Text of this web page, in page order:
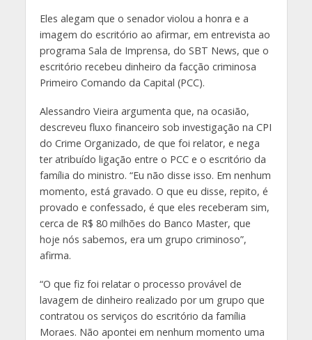
Eles alegam que o senador violou a honra e a
imagem do escritório ao afirmar, em entrevista ao
programa Sala de Imprensa, do SBT News, que o
escritório recebeu dinheiro da facção criminosa
Primeiro Comando da Capital (PCC).
Alessandro Vieira argumenta que, na ocasião,
descreveu fluxo financeiro sob investigação na CPI
do Crime Organizado, de que foi relator, e nega
ter atribuído ligação entre o PCC e o escritório da
família do ministro. “Eu não disse isso. Em nenhum
momento, está gravado. O que eu disse, repito, é
provado e confessado, é que eles receberam sim,
cerca de R$ 80 milhões do Banco Master, que
hoje nós sabemos, era um grupo criminoso”,
afirma.
“O que fiz foi relatar o processo provável de
lavagem de dinheiro realizado por um grupo que
contratou os serviços do escritório da família
Moraes. Não apontei em nenhum momento uma